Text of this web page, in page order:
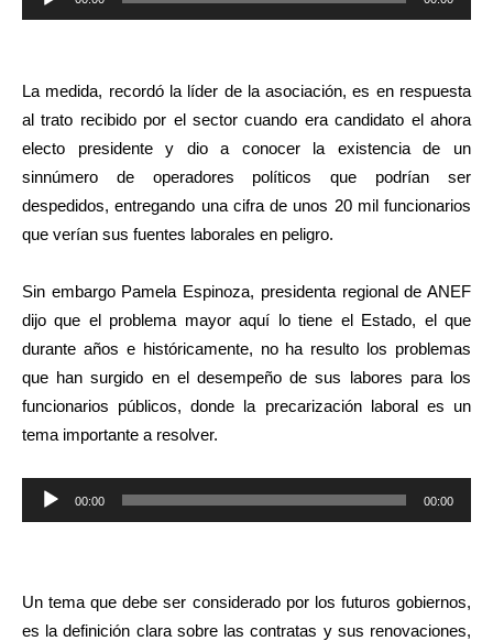
de
La medida, recordó la líder de la asociación, es en respuesta
al trato recibido por el sector cuando era candidato el ahora
electo presidente y dio a conocer la existencia de un
sinnúmero de operadores políticos que podrían ser
despedidos, entregando una cifra de unos 20 mil funcionarios
que verían sus fuentes laborales en peligro.
Sin embargo Pamela Espinoza, presidenta regional de ANEF
dijo que el problema mayor aquí lo tiene el Estado, el que
durante años e históricamente, no ha resulto los problemas
que han surgido en el desempeño de sus labores para los
funcionarios públicos, donde la precarización laboral es un
tema importante a resolver.
Reproductor
de
00:00 00:00
Un tema que debe ser considerado por los futuros gobiernos,
es la definición clara sobre las contratas y sus renovaciones,